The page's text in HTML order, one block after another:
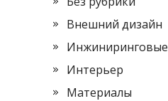
Внешний дизайн
Инжиниринговые
Интерьер
Материалы